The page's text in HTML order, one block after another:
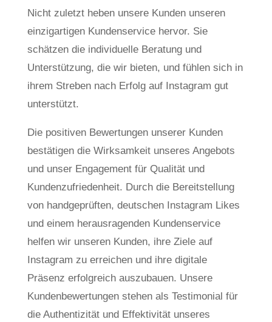
Nicht zuletzt heben unsere Kunden unseren
einzigartigen Kundenservice hervor. Sie
schätzen die individuelle Beratung und
Unterstützung, die wir bieten, und fühlen sich in
ihrem Streben nach Erfolg auf Instagram gut
unterstützt.
Die positiven Bewertungen unserer Kunden
bestätigen die Wirksamkeit unseres Angebots
und unser Engagement für Qualität und
Kundenzufriedenheit. Durch die Bereitstellung
von handgeprüften, deutschen Instagram Likes
und einem herausragenden Kundenservice
helfen wir unseren Kunden, ihre Ziele auf
Instagram zu erreichen und ihre digitale
Präsenz erfolgreich auszubauen. Unsere
Kundenbewertungen stehen als Testimonial für
die Authentizität und Effektivität unseres